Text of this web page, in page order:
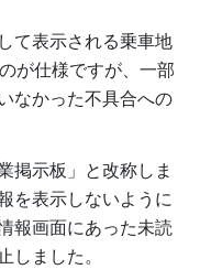
て表示される乗車地
が仕様ですが、一部
なかった不具合への
掲示板」と改称しま
を表示しないように
報画面にあった未読
しました。